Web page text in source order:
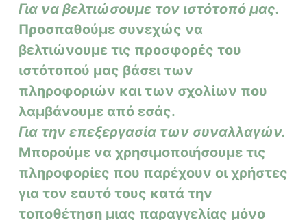
Για να βελτιώσουμε τον ιστότοπό μας.
Προσπαθούμε συνεχώς να
βελτιώνουμε τις προσφορές του
ιστότοπού μας βάσει των
πληροφοριών και των σχολίων που
λαμβάνουμε από εσάς.
Για την επεξεργασία των συναλλαγών.
Μπορούμε να χρησιμοποιήσουμε τις
πληροφορίες που παρέχουν οι χρήστες
για τον εαυτό τους κατά την
τοποθέτηση μιας παραγγελίας μόνο